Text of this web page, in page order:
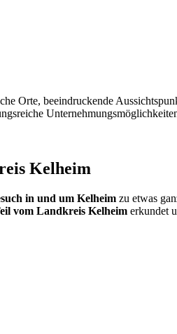
Orte, beeindruckende
Kelheim
in und um Kelheim zu etwas
vom Landkreis Kelheim erkundet